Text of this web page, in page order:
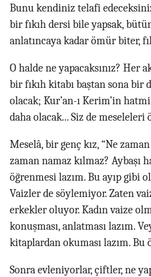
Bunu kendiniz telafi
bir fıkıh dersi bile yapsak,
anlatıncaya kadar ömür biter,
O halde ne yapacaksınız? Her
bir fıkıh kitabı baştan sona bir
olacak; Kur’an-ı Kerim’in
daha olacak... Siz de meseleleri
Meselâ, bir genç kız, “Ne
zaman namaz kılmaz? Aybaşı
öğrenmesi lazım. Bu ayıp gibi
Vaizler de söylemiyor. Zaten
erkekler oluyor. Kadın vaize
konuşması, anlatması lazım.
kitaplardan okuması lazım. Bu
Sonra evleniyorlar, çiftler, ne